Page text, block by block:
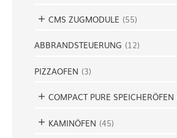
CMS ZUGMODULE (55)
ABBRANDSTEUERUNG (12)
PIZZAOFEN (3)
COMPACT PURE SPEICHERÖFEN
KAMINÖFEN (45)